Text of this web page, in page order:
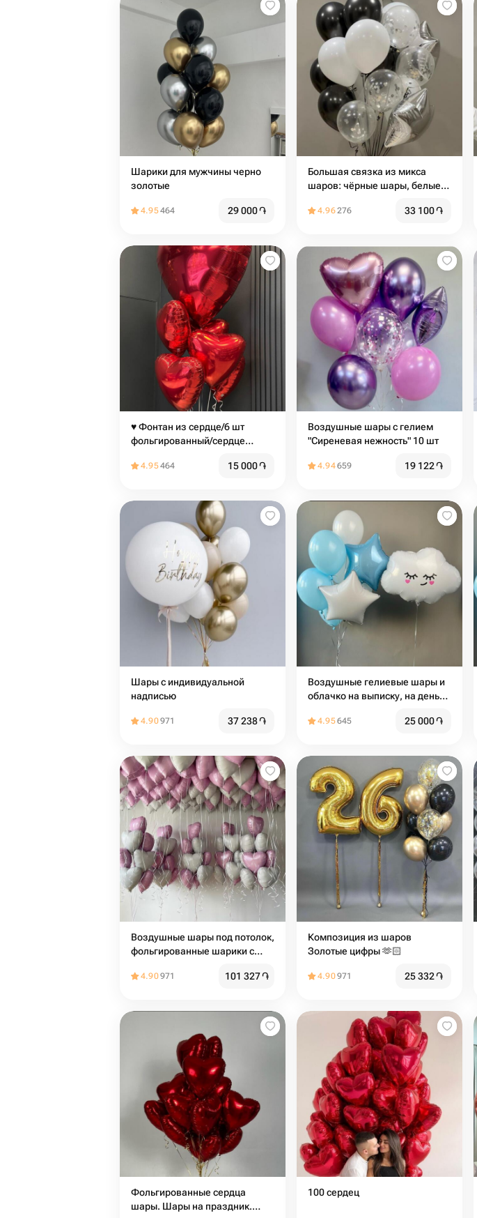
Шарики для мужчины черно
золотые
4.95464 29 000֏
Большая связка из микса
шаров: чёрные шары, белые,
4.96276 33 100֏
♥️ Фонтан из сердце/6 шт
фольгированный/сердце
4.95464 15 000֏
Воздушные шары с гелием
"Сиреневая нежность" 10 шт
4.94659 19 122֏
Шары с индивидуальной
надписью
4.90971 37 238֏
Воздушные гелиевые шары и
облачко на выписку, на день
4.95645 25 000֏
Воздушные шары под потолок,
фольгированные шарики с
4.90971 101 327֏
Композиция из шаров
Золотые цифры 🫶🏻
4.90971 25 332֏
Фольгированные сердца
шары. Шары на праздник.
100 сердец